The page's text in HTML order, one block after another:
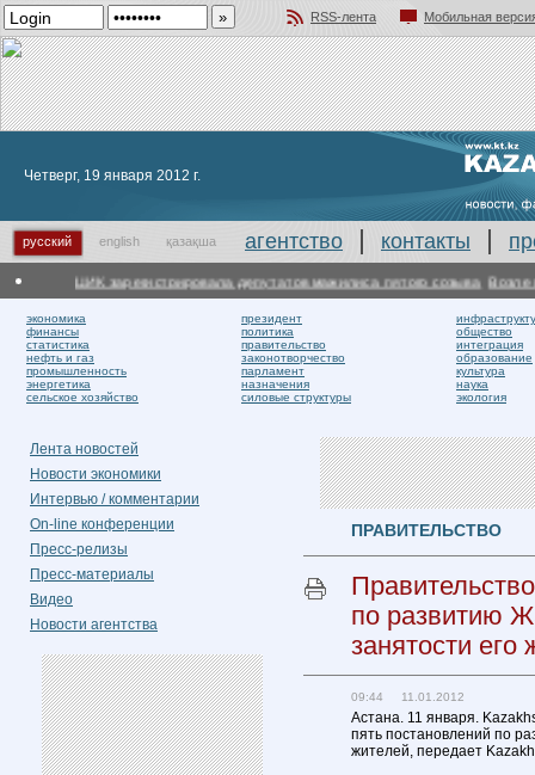
RSS-лента
Мобильная
Четверг, 19 января 2012 г.
русский english қазақша агентство контакты
ЦИК зарегистрировала депутатов мажилиса пятого созыва Возле
экономика
финансы
статистика
нефть и газ
промышленность
энергетика
сельское хозяйство
президент
политика
правительство
законотворчество
парламент
назначения
силовые структуры
общество
интеграция
образование
культура
наука
экология
Лента новостей
Новости экономики
Интервью / комментарии
On-line конференции
Пресс-релизы
Пресс-материалы
Видео
Новости агентства
ПРАВИТЕЛЬСТВО
по развитию
занятости его
09:44 11.01.2012
Астана. 11 января.
пять постановлений по
жителей, передает